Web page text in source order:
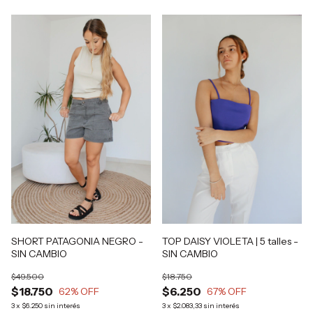
SHORT PATAGONIA NEGRO -
SIN CAMBIO
$18.750
$49.500
62% OFF
3x $6.250 sin interés
TOP DAISY VIOLETA | 5 talles -
SIN CAMBIO
$6.250
$18.750
67% OFF
3x $2.083,33 sin interés